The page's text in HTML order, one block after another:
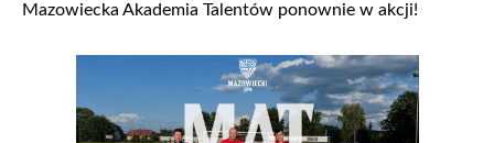
Mazowiecka Akademia Talentów ponownie w akcji!